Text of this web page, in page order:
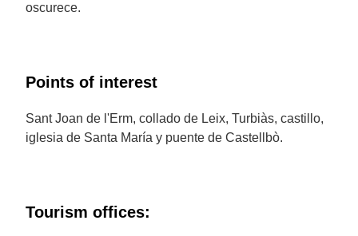
oscurece.
Points of interest
Sant Joan de l'Erm, collado de Leix, Turbiàs, castillo,
iglesia de Santa María y puente de Castellbò.
Tourism offices: